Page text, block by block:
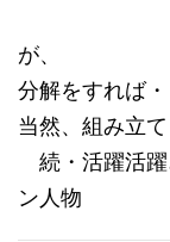
早めの
が、
分解をすれば・
当然、組み立
続・活躍活
ン人物